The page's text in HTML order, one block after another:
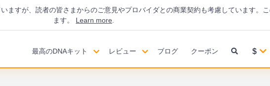
ますが、読者の皆さまからのご意見やプロバイダとの商業契約も考慮しています。
ます。 Learn more
最高のDNAキット レビュー ブログ クーポン $